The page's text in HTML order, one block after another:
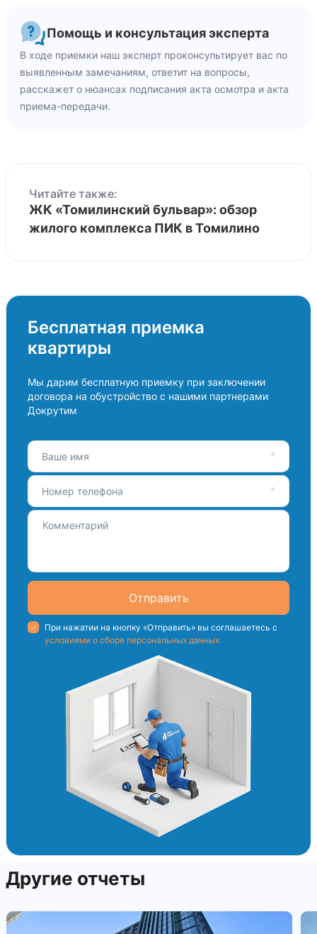
Помощь и консультация эксперта
В ходе приемки наш эксперт проконсультирует вас по
выявленным замечаниям, ответит на вопросы,
расскажет о нюансах подписания акта осмотра и акта
приема-передачи.
Читайте также:
ЖК «Томилинский бульвар»: обзор
жилого комплекса ПИК в Томилино
Бесплатная приемка
квартиры
Мы дарим бесплатную приемку при заключении
договора на обустройство с нашими партнерами
Докрутим
Ваше имя
Номер телефона
Отправить
При нажатии на кнопку «Отправить» вы соглашаетесь с
условиями о сборе персональных данных
Другие отчеты